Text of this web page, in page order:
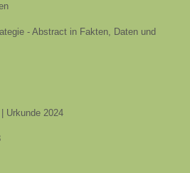
- Abstract in Fakten, Daten und
Urkunde 2024